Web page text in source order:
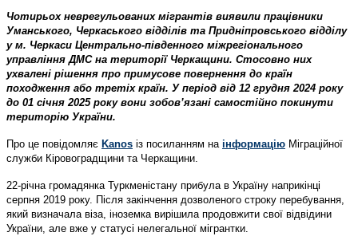
Чотирьох неврегульованих мігрантів виявили працівники
Уманського, Черкаського відділів та Придніпровського відділу
у м. Черкаси Центрально-південного міжрегіонального
управління ДМС на території Черкащини. Стосовно них
ухвалені рішення про примусове повернення до країн
походження або третіх країн. У період від 12 грудня 2024 року
до 01 січня 2025 року вони зобов’язані самостійно покинути
територію України.
Про це повідомляє Kanos із посиланням на інформацію Міграційної
служби Кіровоградщини та Черкащини.
22-річна громадянка Туркменістану прибула в Україну наприкінці
серпня 2019 року. Після закінчення дозволеного строку перебування,
який визначала віза, іноземка вирішила продовжити свої відвідини
України, але вже у статусі нелегальної мігрантки.